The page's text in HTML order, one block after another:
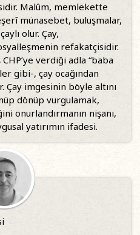
Malûm, memlekette
münasebet, buluşmalar,
olur. Çay,
refakatçisidir.
verdiği adla “baba
gibi-, çay ocağından
Çay imgesinin böyle altını
dönüp vurgulamak,
onurlandırmanın nişanı,
yatırımın ifadesi.